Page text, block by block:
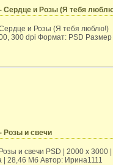
Сердце и Розы (Я тебя
и Розы (Я тебя люблю!)
300 dpi Формат: PSD Размер
Розы и свечи
и свечи PSD | 2000 х 3000
28,46 Mб Автор: Ирина1111